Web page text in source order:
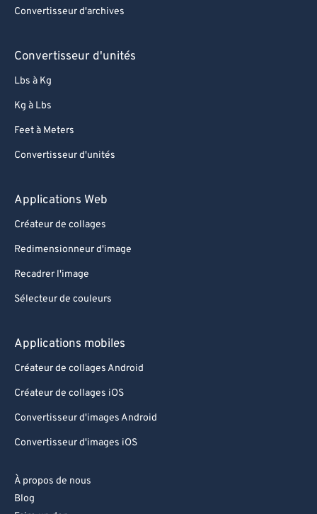
Convertisseur d'archives
Convertisseur d'unités
Lbs à Kg
Kg à Lbs
Feet à Meters
Convertisseur d'unités
Applications Web
Créateur de collages
Redimensionneur d'image
Recadrer l'image
Sélecteur de couleurs
Applications mobiles
Créateur de collages Android
Créateur de collages iOS
Convertisseur d'images Android
Convertisseur d'images iOS
À propos de nous
Blog